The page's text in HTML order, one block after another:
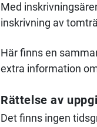
Med
inskrivning av
Här finns en
extra information
Rättelse av
Det finns ingen